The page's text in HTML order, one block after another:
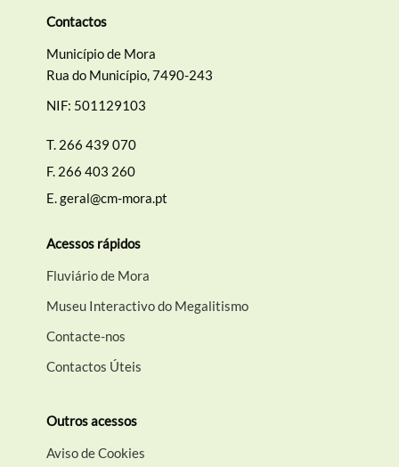
Contactos
Município de Mora
Rua do Município, 7490-243
NIF: 501129103
T. 266 439 070
F. 266 403 260
E.geral@cm-mora.pt
Acessos rápidos
Fluviário de Mora
Museu Interactivo do Megalitismo
Contacte-nos
Contactos Úteis
Outros acessos
Aviso de Cookies